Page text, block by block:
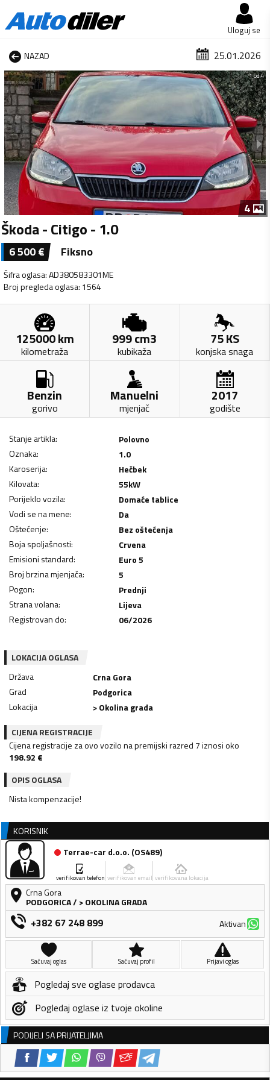
Uloguj se
NAZAD 25.01.2026
1 od 4
4
Škoda - Citigo - 1.0
6 500€ Fiksno
Šifra oglasa:AD380583301ME
Broj pregleda oglasa: 1564
125000km
kilometraža
999cm3
kubikaža
75KS
konjska snaga
Benzin
gorivo
Manuelni
mjenjač
2017
godište
Stanje artikla:
Polovno
Oznaka:
1.0
Karoserija:
Hečbek
Kilovata: 55kW
Porijeklo vozila:
Domaće tablice
Vodi se na mene:
Da
Oštećenje:
Bez oštećenja
Boja spoljašnosti:
Crvena
Emisioni standard:
Euro 5
Broj brzina mjenjača:
5
Pogon:
Prednji
Strana volana:
Lijeva
Registrovan do: 06/2026
LOKACIJA OGLASA
Država
Crna Gora
Grad
Podgorica
Lokacija
> Okolina grada
CIJENA REGISTRACIJE
Cijena registracije za ovo vozilo na premijski razred 7 iznosi oko
198.92 €
OPIS OGLASA
Nista kompenzacije!
KORISNIK
Terrae-car d.o.o. (OS489)
verifikovan telefon verifikovan email verifikovana lokacija
Crna Gora
PODGORICA/ > OKOLINA GRADA
+382 67 248 899 Aktivan
Sačuvaj oglas Sačuvaj profil Prijavi oglas
Pogledaj sve oglase prodavca
Pogledaj oglase iz tvoje okoline
PODIJELI SA PRIJATELJIMA